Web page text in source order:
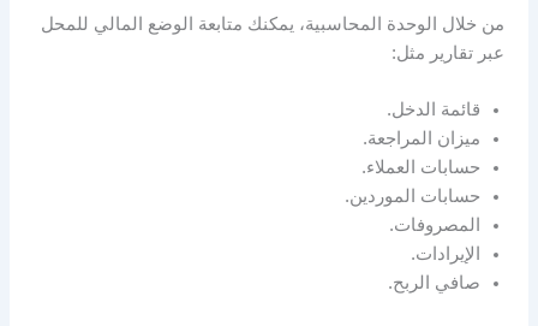
من خلال الوحدة المحاسبية، يمكنك متابعة الوضع المالي للمحل
عبر تقارير مثل:
قائمة الدخل.
ميزان المراجعة.
حسابات العملاء.
حسابات الموردين.
المصروفات.
الإيرادات.
صافي الربح.